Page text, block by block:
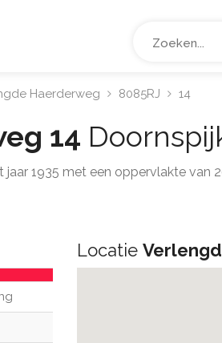
Haerderweg 8085RJ 14
14
jaar 1935 met een oppervlakte van
Locatie